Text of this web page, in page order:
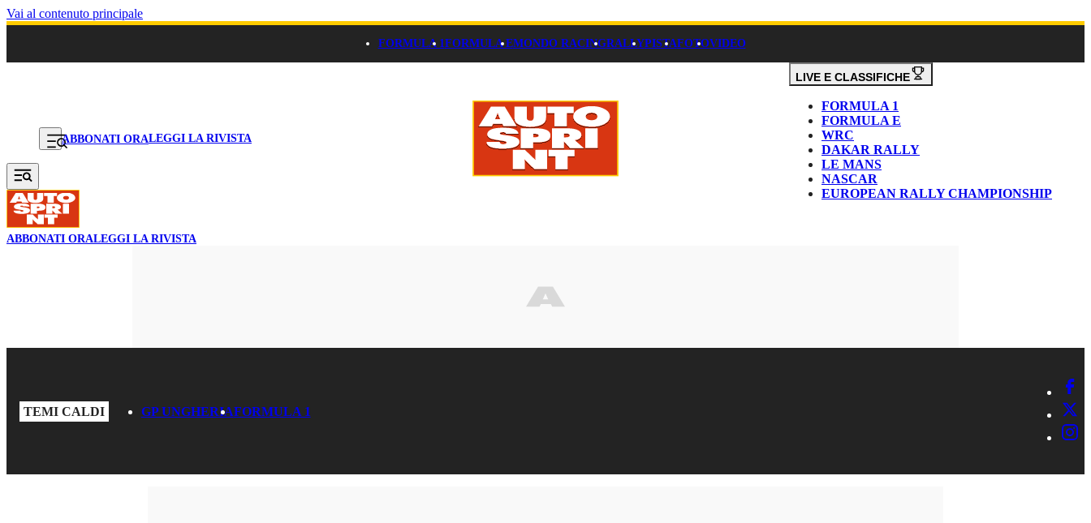
Vai al contenuto principale
FORMULA 1FORMULA EMONDO RACINGRALLYPISTAFOTOVIDEO
ABBONATI ORALEGGI LA RIVISTA
LIVE E CLASSIFICHE
FORMULA 1
FORMULA E
WRC
DAKAR RALLY
LE MANS
NASCAR
EUROPEAN RALLY CHAMPIONSHIP
ABBONATI ORALEGGI LA RIVISTA
TEMI CALDI GP UNGHERIAFORMULA 1